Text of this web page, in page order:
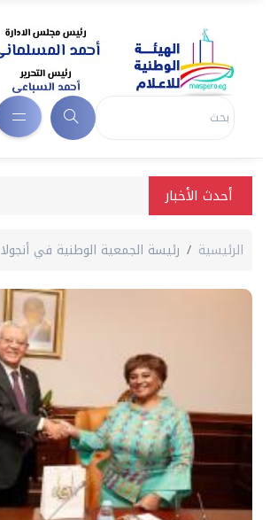
أحدث الأخبار
الرئيسية رئيسة الجمعية الوطنية في أنجولا